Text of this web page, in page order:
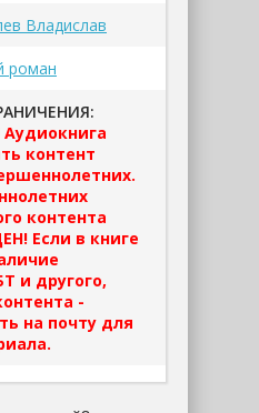
Владислав
роман
контент
контента
Если в книге
и другого,
-
на почту для